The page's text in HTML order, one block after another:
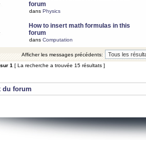
forum
dans Physics
How to insert math formulas in this
forum
dans Computation
Afficher les messages précédents:
sur 1 [ La recherche a trouvée 15 résultats ]
du forum